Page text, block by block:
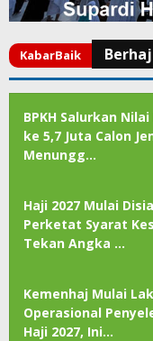
BPKH Salurkan
ke 5,7 Juta Calon
Menungg…
Haji 2027 Mulai
Perketat Syarat
Tekan Angka …
Kemenhaj Mulai
Operasional
Haji 2027, Ini…